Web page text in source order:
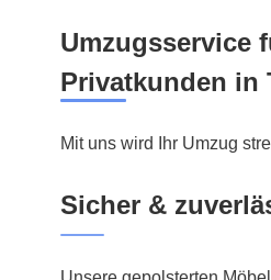
Umzugsservice
Privatkunden in
Mit uns wird Ihr Umzug
Sicher &